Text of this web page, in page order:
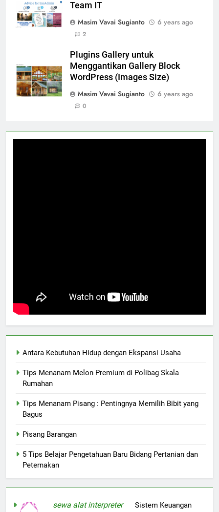
Team IT
Masim Vavai Sugianto
6 years ago
2
Plugins Gallery untuk
Menggantikan Gallery Block
WordPress (Images Size)
Masim Vavai Sugianto
6 years ago
0
Antara Kebutuhan Hidup dengan Ekspansi Usaha
Tips Menanam Melon Premium di Polibag Skala
Rumahan
Tips Menanam Pisang : Pentingnya Memilih Bibit yang
Bagus
Pisang Barangan
5 Tips Belajar Pengetahuan Baru Bidang Pertanian dan
Peternakan
sewa alat interpreteronSistem Keuangan